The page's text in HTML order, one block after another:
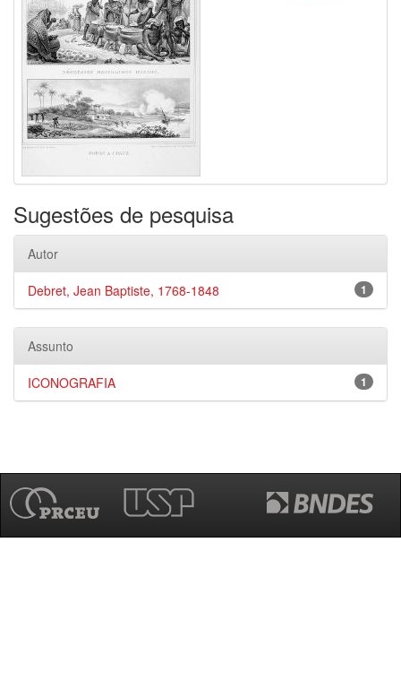
Sugestões de pesquisa
Autor
1
Debret, Jean Baptiste, 1768-1848
Assunto
1
ICONOGRAFIA